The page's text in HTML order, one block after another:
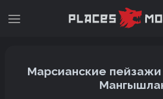
Марсианские пейзажи